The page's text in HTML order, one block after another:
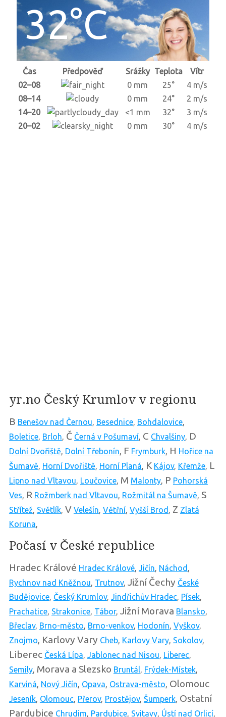
32°C
Čas Předpověď Srážky Teplota
Vítr
02–08
0 mm 25°
4 m/s
08–14
0 mm 24°
2 m/s
14–20
<1 mm 32°
3 m/s
20–02
0 mm 30° 4 m/s
yr.no Český Krumlov v regionu
B Benešov nad Černou, Besednice, Bohdalovice,
Boletice, Brloh, Č Černá v Pošumaví, C Chvalšiny, D
Dolní Dvořiště, Dolní Třebonín, F Frymburk, H Hořice na
Šumavě, Horní Dvořiště, Horní Planá, K Kájov, Křemže, L
Lipno nad Vltavou, Loučovice, M Malonty, P Pohorská
Ves, R Rožmberk nad Vltavou, Rožmitál na Šumavě, S
Střítež, Světlík, V Velešín, Větřní, Vyšší Brod , Z Zlatá
Koruna,
Počasí v České republice
Hradec Králové Hradec Králové, Jičín, Náchod ,
Rychnov nad Kněžnou, Trutnov, Jižní Čechy České
Budějovice, Český Krumlov, Jindřichův Hradec, Písek,
Prachatice, Strakonice, Tábor, Jižní Morava Blansko,
Břeclav, Brno-město, Brno-venkov, Hodonín, Vyškov,
Znojmo, Karlovy Vary Cheb, Karlovy Vary, Sokolov,
Liberec Česká Lípa, Jablonec nad Nisou, Liberec,
Semily, Morava a Slezsko Bruntál, Frýdek-Místek,
Karviná, Nový Jičín, Opava, Ostrava-město, Olomouc
Jeseník, Olomouc, Přerov, Prostějov, Šumperk, Ostatní
Pardubice Chrudim, Pardubice, Svitavy, Ústí nad Orlicí,